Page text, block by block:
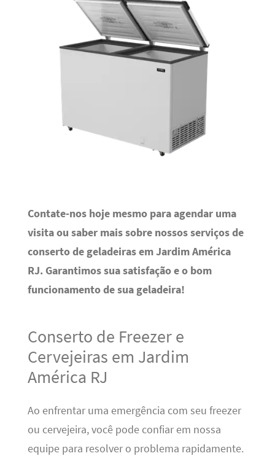
Contate-nos hoje mesmo para agendar uma
visita ou saber mais sobre nossos serviços de
conserto de geladeiras em Jardim América
RJ. Garantimos sua satisfação e o bom
funcionamento de sua geladeira!
Conserto de Freezer e
Cervejeiras em Jardim
América RJ
Ao enfrentar uma emergência com seu freezer
ou cervejeira, você pode confiar em nossa
equipe para resolver o problema rapidamente.